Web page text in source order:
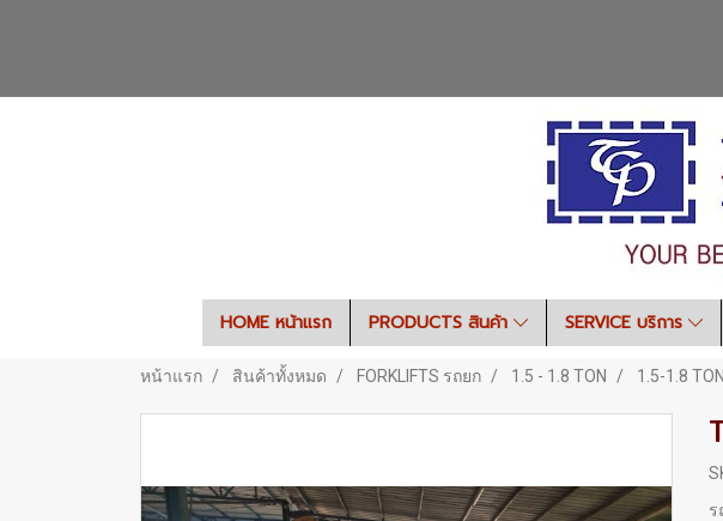
HOME หน้าแรก PRODUCTS สินค้า SERVICE บริการ
หน้าแรก สินค้าทั้งหมด FORKLIFTS รถยก 1.5 - 1.8 TON 1.5-1.8
ร